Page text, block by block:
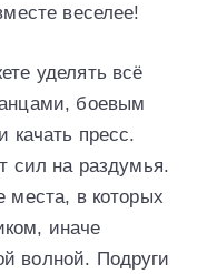
веселее!
уделять всё
боевым
качать пресс.
сил на раздумья.
места, в которых
иначе
волной. Подруги